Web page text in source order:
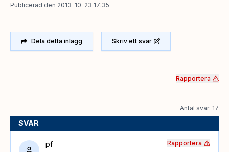
Publicerad den 2013-10-23 17:35
Dela detta inlägg Skriv ett svar
Rapportera
Antal svar: 17
SVAR
pf Rapportera